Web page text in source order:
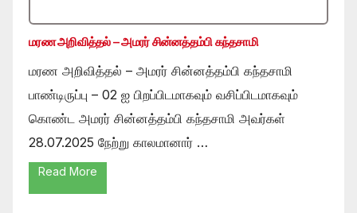
மரண அறிவித்தல் – அமரர் சின்னத்தம்பி கந்தசாமி
மரண அறிவித்தல் – அமரர் சின்னத்தம்பி கந்தசாமி
பாண்டிருப்பு – 02 ஐ பிறப்பிடமாகவும் வசிப்பிடமாகவும்
கொண்ட அமரர் சின்னத்தம்பி கந்தசாமி அவர்கள்
28.07.2025 நேற்று காலமானார் …
Read More